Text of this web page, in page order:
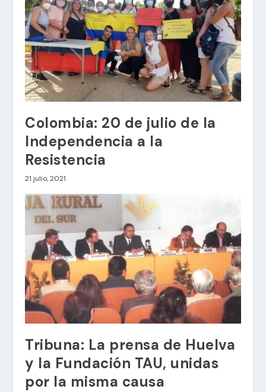
Colombia: 20 de julio de la
Independencia a la
Resistencia
21 julio, 2021
Tribuna: La prensa de Huelva
y la Fundación TAU, unidas
por la misma causa